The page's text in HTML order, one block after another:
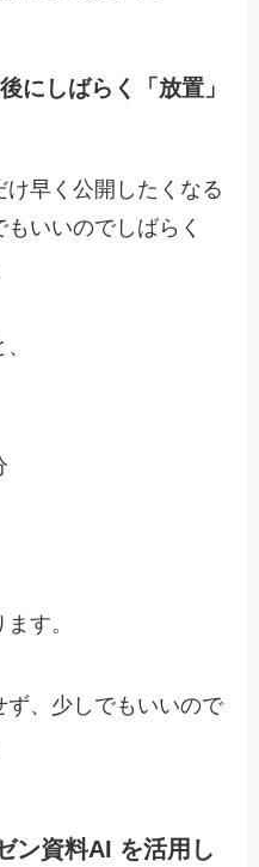
にしばらく「放置」
早く公開したくなる
もいいのでしばらく
す。
、 少しでもいいので
ン資料AI を活用し